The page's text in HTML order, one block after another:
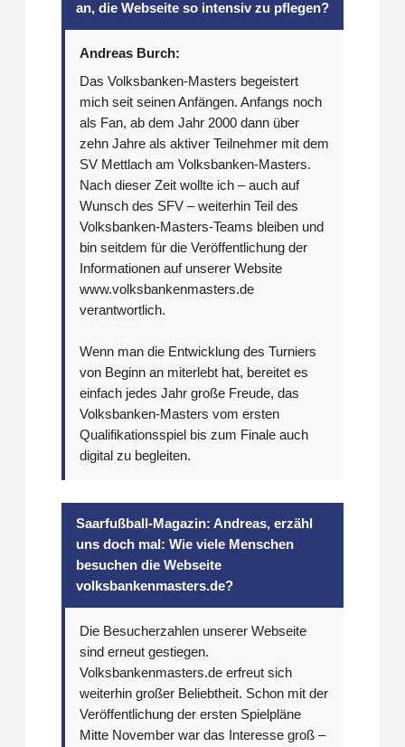
an, die Webseite so intensiv zu pflegen?
Andreas Burch:
Das Volksbanken-Masters begeistert
mich seit seinen Anfängen. Anfangs noch
als Fan, ab dem Jahr 2000 dann über
zehn Jahre als aktiver Teilnehmer mit dem
SV Mettlach am Volksbanken-Masters.
Nach dieser Zeit wollte ich – auch auf
Wunsch des SFV – weiterhin Teil des
Volksbanken-Masters-Teams bleiben und
bin seitdem für die Veröffentlichung der
Informationen auf unserer Website
www.volksbankenmasters.de
verantwortlich.
Wenn man die Entwicklung des Turniers
von Beginn an miterlebt hat, bereitet es
einfach jedes Jahr große Freude, das
Volksbanken-Masters vom ersten
Qualifikationsspiel bis zum Finale auch
digital zu begleiten.
Saarfußball-Magazin: Andreas, erzähl
uns doch mal: Wie viele Menschen
besuchen die Webseite
volksbankenmasters.de?
Die Besucherzahlen unserer Webseite
sind erneut gestiegen.
Volksbankenmasters.de erfreut sich
weiterhin großer Beliebtheit. Schon mit der
Veröffentlichung der ersten Spielpläne
Mitte November war das Interesse groß –